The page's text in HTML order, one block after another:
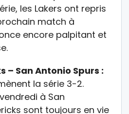
les Lakers ont repris
match à
encore palpitant et
– San Antonio Spurs :
la série 3-2.
à San
sont toujours en vie